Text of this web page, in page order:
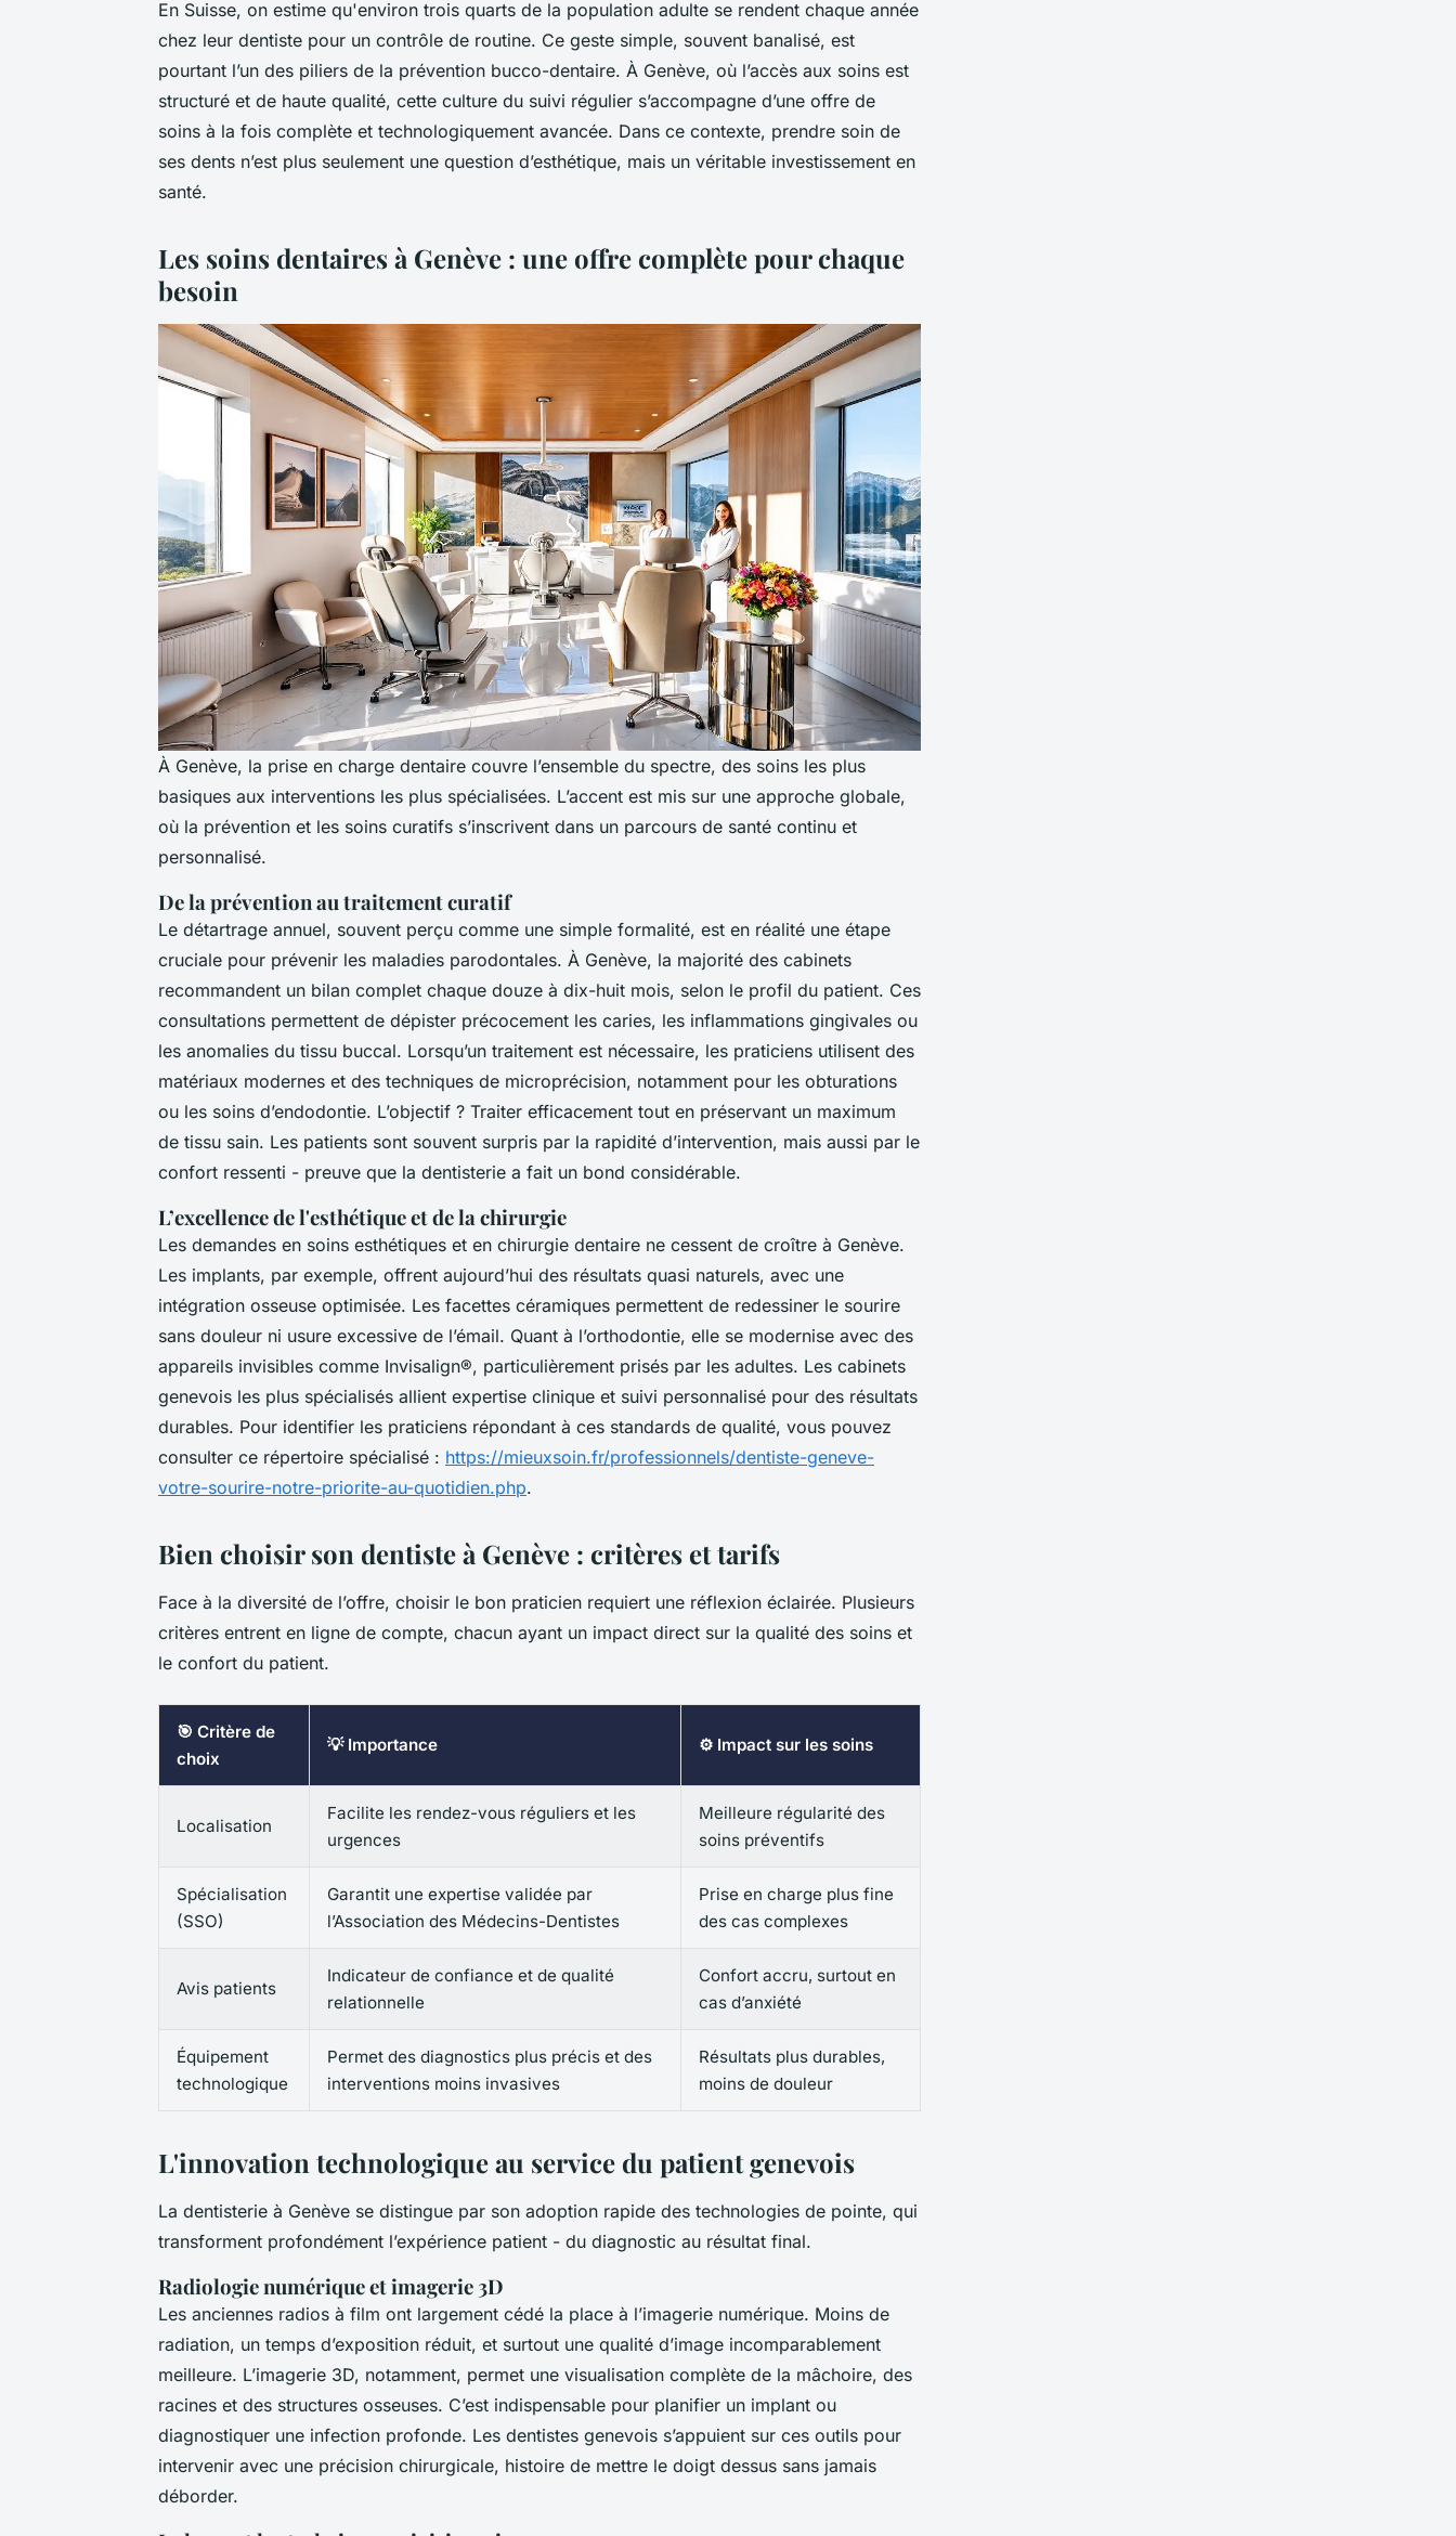
En Suisse, on estime qu'environ trois quarts de la population adulte se rendent chaque année
chez leur dentiste pour un contrôle de routine. Ce geste simple, souvent banalisé, est
pourtant l’un des piliers de la prévention bucco-dentaire. À Genève, où l’accès aux soins est
structuré et de haute qualité, cette culture du suivi régulier s’accompagne d’une offre de
soins à la fois complète et technologiquement avancée. Dans ce contexte, prendre soin de
ses dents n’est plus seulement une question d’esthétique, mais un véritable investissement en
santé.
Les soins dentaires à Genève : une offre complète pour chaque
besoin
À Genève, la prise en charge dentaire couvre l’ensemble du spectre, des soins les plus
basiques aux interventions les plus spécialisées. L’accent est mis sur une approche globale,
où la prévention et les soins curatifs s’inscrivent dans un parcours de santé continu et
personnalisé.
De la prévention au traitement curatif
Le détartrage annuel, souvent perçu comme une simple formalité, est en réalité une étape
cruciale pour prévenir les maladies parodontales. À Genève, la majorité des cabinets
recommandent un bilan complet chaque douze à dix-huit mois, selon le profil du patient. Ces
consultations permettent de dépister précocement les caries, les inflammations gingivales ou
les anomalies du tissu buccal. Lorsqu’un traitement est nécessaire, les praticiens utilisent des
matériaux modernes et des techniques de microprécision, notamment pour les obturations
ou les soins d’endodontie. L’objectif ? Traiter efficacement tout en préservant un maximum
de tissu sain. Les patients sont souvent surpris par la rapidité d’intervention, mais aussi par le
confort ressenti - preuve que la dentisterie a fait un bond considérable.
L’excellence de l'esthétique et de la chirurgie
Les demandes en soins esthétiques et en chirurgie dentaire ne cessent de croître à Genève.
Les implants, par exemple, offrent aujourd’hui des résultats quasi naturels, avec une
intégration osseuse optimisée. Les facettes céramiques permettent de redessiner le sourire
sans douleur ni usure excessive de l’émail. Quant à l’orthodontie, elle se modernise avec des
appareils invisibles comme Invisalign®, particulièrement prisés par les adultes. Les cabinets
genevois les plus spécialisés allient expertise clinique et suivi personnalisé pour des résultats
durables. Pour identifier les praticiens répondant à ces standards de qualité, vous pouvez
consulter ce répertoire spécialisé : https://mieuxsoin.fr/professionnels/dentiste-geneve-
votre-sourire-notre-priorite-au-quotidien.php.
Bien choisir son dentiste à Genève : critères et tarifs
Face à la diversité de l’offre, choisir le bon praticien requiert une réflexion éclairée. Plusieurs
critères entrent en ligne de compte, chacun ayant un impact direct sur la qualité des soins et
le confort du patient.
🎯 Critère de
choix
💡 Importance ⚙️ Impact sur les soins
Localisation
Facilite les rendez-vous réguliers et les
urgences
Meilleure régularité des
soins préventifs
Spécialisation
(SSO)
Garantit une expertise validée par
l’Association des Médecins-Dentistes
Prise en charge plus fine
des cas complexes
Avis patients
Indicateur de confiance et de qualité
relationnelle
Confort accru, surtout en
cas d’anxiété
Équipement
technologique
Permet des diagnostics plus précis et des
interventions moins invasives
Résultats plus durables,
moins de douleur
L'innovation technologique au service du patient genevois
La dentisterie à Genève se distingue par son adoption rapide des technologies de pointe, qui
transforment profondément l’expérience patient - du diagnostic au résultat final.
Radiologie numérique et imagerie 3D
Les anciennes radios à film ont largement cédé la place à l’imagerie numérique. Moins de
radiation, un temps d’exposition réduit, et surtout une qualité d’image incomparablement
meilleure. L’imagerie 3D, notamment, permet une visualisation complète de la mâchoire, des
racines et des structures osseuses. C’est indispensable pour planifier un implant ou
diagnostiquer une infection profonde. Les dentistes genevois s’appuient sur ces outils pour
intervenir avec une précision chirurgicale, histoire de mettre le doigt dessus sans jamais
déborder.